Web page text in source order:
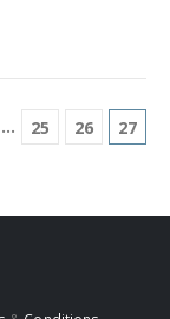
… 25 26 27